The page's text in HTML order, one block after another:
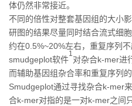
体仍然非常接近。
不同的倍性对整套基因组的大小
研图的结果尽量同时结合流式细
约在0.5%~20%左右，重复序列
smudgeplot软件
1
对杂合k-mer进
而辅助基因组杂合率和重复序列的
Smudgeplot通过寻找杂合k-mer
合k-mer对指的是一对k-mer之间